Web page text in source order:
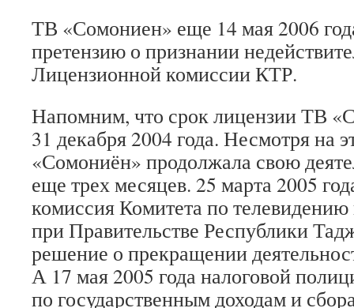
ТВ «Сомониен» еще 14 мая 2006
претензию о признании
Лицензионной комиссии КТР.
Напомним, что срок лицензии ТВ
31 декабря 2004 года. Несмотря на
«Сомониён» продолжала свою
еще трех месяцев. 25 марта 2005
комиссия Комитета по
при Правительстве Республики
решение о прекращении
А 17 мая 2005 года налоговой
по государственным доходам и